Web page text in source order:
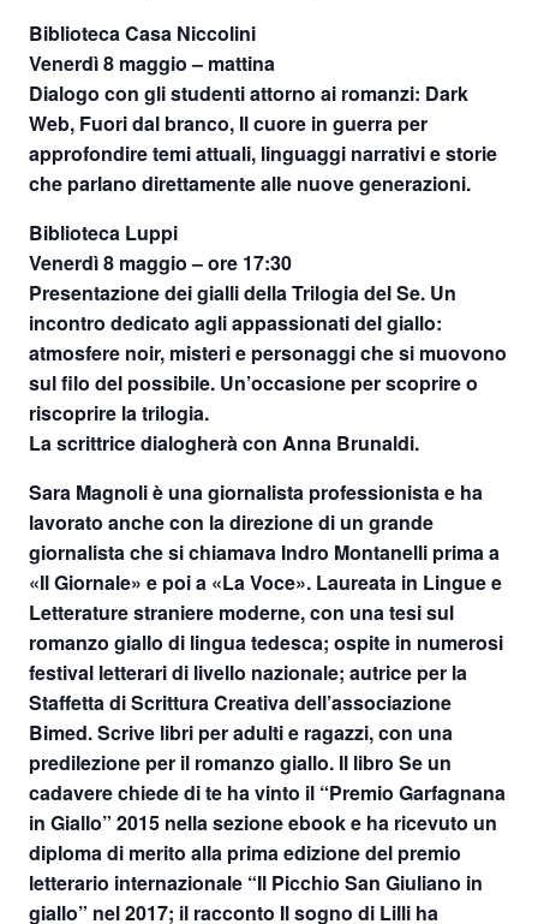
Biblioteca Casa Niccolini
Venerdì 8 maggio – mattina
Dialogo con gli studenti attorno ai romanzi: Dark
Web, Fuori dal branco, Il cuore in guerra per
approfondire temi attuali, linguaggi narrativi e storie
che parlano direttamente alle nuove generazioni.
Biblioteca Luppi
Venerdì 8 maggio – ore 17:30
Presentazione dei gialli della Trilogia del Se. Un
incontro dedicato agli appassionati del giallo:
atmosfere noir, misteri e personaggi che si muovono
sul filo del possibile. Un’occasione per scoprire o
riscoprire la trilogia.
La scrittrice dialogherà con Anna Brunaldi.
Sara Magnoli è una giornalista professionista e ha
lavorato anche con la direzione di un grande
giornalista che si chiamava Indro Montanelli prima a
«Il Giornale» e poi a «La Voce». Laureata in Lingue e
Letterature straniere moderne, con una tesi sul
romanzo giallo di lingua tedesca; ospite in numerosi
festival letterari di livello nazionale; autrice per la
Staffetta di Scrittura Creativa dell’associazione
Bimed. Scrive libri per adulti e ragazzi, con una
predilezione per il romanzo giallo. Il libro Se un
cadavere chiede di te ha vinto il “Premio Garfagnana
in Giallo” 2015 nella sezione ebook e ha ricevuto un
diploma di merito alla prima edizione del premio
letterario internazionale “Il Picchio San Giuliano in
giallo” nel 2017; il racconto Il sogno di Lilli ha